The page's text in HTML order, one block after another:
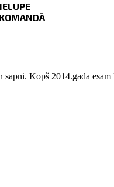
Kopš 2014.gada